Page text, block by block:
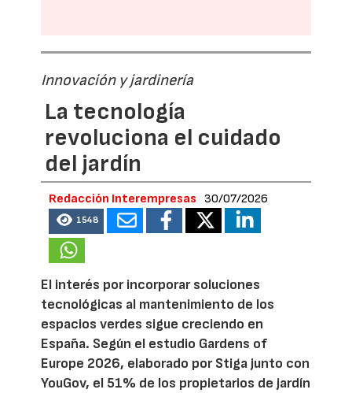
Innovación y jardinería
La tecnología
revoluciona el cuidado
del jardín
Redacción Interempresas 30/07/2026
1548
El interés por incorporar soluciones
tecnológicas al mantenimiento de los
espacios verdes sigue creciendo en
España. Según el estudio Gardens of
Europe 2026, elaborado por Stiga junto con
YouGov, el 51% de los propietarios de jardín